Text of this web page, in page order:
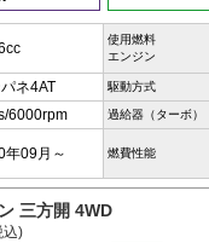
使用燃料
エンジン
ネ4AT 駆動方式
6000rpm 過給器（ターボ）
年09月～ 燃費性能
三方開 4WD
込)